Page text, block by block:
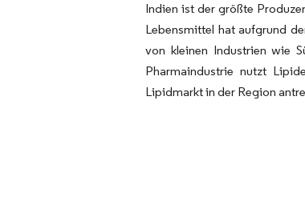
Indien ist der größte
Lebensmittel hat aufgrund
von kleinen Industrien wie
Pharmaindustrie nutzt
Lipidmarkt in der Region